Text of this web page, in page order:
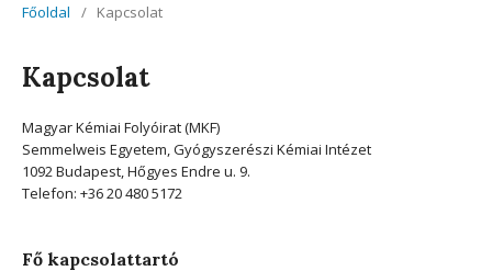
Főoldal / Kapcsolat
Kapcsolat
Magyar Kémiai Folyóirat (MKF)
Semmelweis Egyetem, Gyógyszerészi Kémiai Intézet
1092 Budapest, Hőgyes Endre u. 9.
Telefon: +36 20 480 5172
Fő kapcsolattartó